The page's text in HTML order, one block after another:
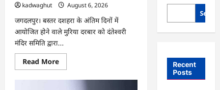
kadwaghut
August 6, 2026
जगदलपुर। बस्तर दशहरा के अंतिम दिनों में
आयोजित होने वाले मुरिया दरबार को दंतेश्वरी
मंदिर समिति द्वारा...
Read MoreRead
more
CG
Recent
Posts